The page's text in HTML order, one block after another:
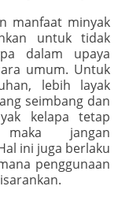
manfaat minyak
untuk tidak
dalam upaya
umum. Untuk
lebih layak
seimbang dan
kelapa tetap
jangan
ini juga berlaku
penggunaan